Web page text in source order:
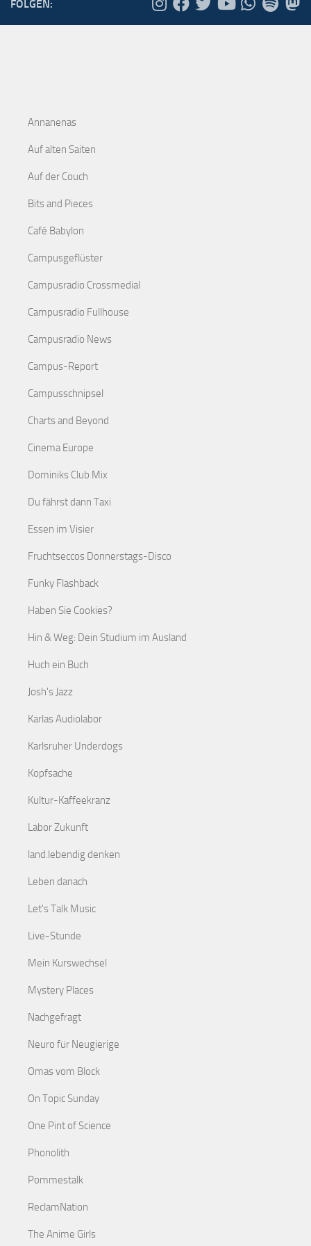
FOLGEN:
Annanenas
Auf alten Saiten
Auf der Couch
Bits and Pieces
Café Babylon
Campusgeflüster
Campusradio Crossmedial
Campusradio Fullhouse
Campusradio News
Campus-Report
Campusschnipsel
Charts and Beyond
Cinema Europe
Dominiks Club Mix
Du fährst dann Taxi
Essen im Visier
Fruchtseccos Donnerstags-Disco
Funky Flashback
Haben Sie Cookies?
Hin & Weg: Dein Studium im Ausland
Huch ein Buch
Josh's Jazz
Karlas Audiolabor
Karlsruher Underdogs
Kopfsache
Kultur-Kaffeekranz
Labor Zukunft
land.lebendig denken
Leben danach
Let's Talk Music
Live-Stunde
Mein Kurswechsel
Mystery Places
Nachgefragt
Neuro für Neugierige
Omas vom Block
On Topic Sunday
One Pint of Science
Phonolith
Pommestalk
ReclamNation
The Anime Girls